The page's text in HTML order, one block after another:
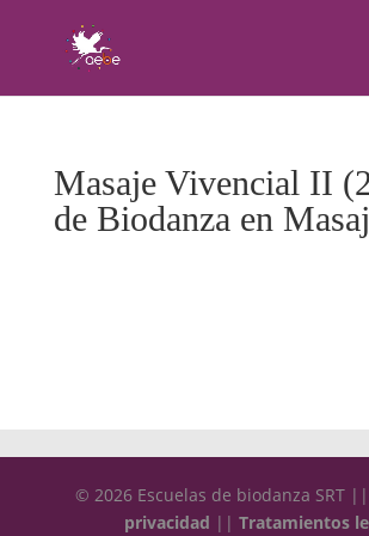
Masaje Vivencial II
de Biodanza en
© 2026 Escuelas de biodanza SRT ||
privacidad || Tratamientos